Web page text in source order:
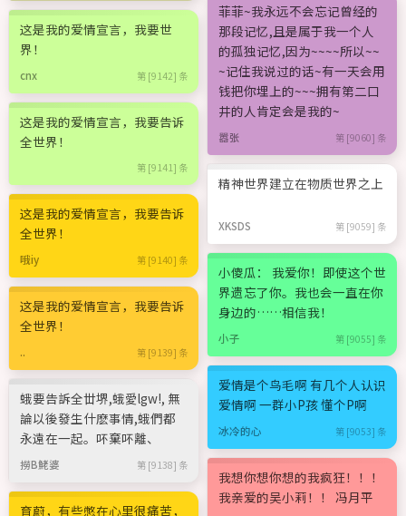
这是我的爱情宣言，我要世
界！
cnx 第 [9142] 条
这是我的爱情宣言，我要告诉
全世界！
第 [9141] 条
这是我的爱情宣言，我要告诉
全世界！
哦iy 第 [9140] 条
这是我的爱情宣言，我要告诉
全世界！
.. 第 [9139] 条
蛾要告訴全丗堺,蛾愛lgw!, 無
論以後發生什麽事情,蛾們都
永遠在一起。吥棄吥離、
撈B鮱婆 第 [9138] 条
育蔚，有些憋在心里很痛苦，
菲菲~我永远不会忘记曾经的
那段记忆,且是属于我一个人
的孤独记忆,因为~~~~所以~~
~记住我说过的话~有一天会用
钱把你埋上的~~~拥有第二口
井的人肯定会是我的~
嚣张 第 [9060] 条
精神世界建立在物质世界之上
XKSDS 第 [9059] 条
小傻瓜： 我爱你！即使这个世
界遗忘了你。我也会一直在你
身边的……相信我！
小子 第 [9055] 条
爱情是个鸟毛啊 有几个人认识
爱情啊 一群小P孩 懂个P啊
冰冷的心 第 [9053] 条
我想你想你想的我疯狂！！！
我亲爱的吴小莉！！ 冯月平